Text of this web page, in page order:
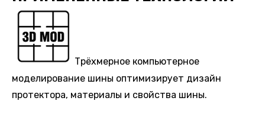
Трёхмерное компьютерное
моделирование шины оптимизирует дизайн
протектора, материалы и свойства шины.